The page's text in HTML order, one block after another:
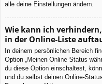
alle deine Einstellungen ändern.
Wie kann ich
in der Online-Liste
In deinem persönlichen Bereich
Option „Meinen Online-Status
du diese Option einschaltest,
und du selbst deinen Online-